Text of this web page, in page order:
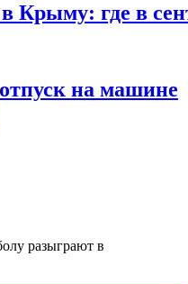
Крыму: где в
на машине
разыграют в